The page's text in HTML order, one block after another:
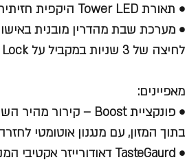
• תאורת Tower LED היקפית חזיתית בתא המקרר.
• מערכת שבת מהדרין מובנית
לחיצה של 3 שניות במקביל על Display Lock וכפתור מינוס (-).
מאפיינים:
• פונקציית Boost – קירור מהיר השומר על מרקם, טעמים וויטמינים
בתוך המזון, עם מנגנון אוטומטי
• TasteGaurd דאודורייזר אקטיבי המנטרל ריחות ועד 99.8% מהבקטריות בתא המקרר.